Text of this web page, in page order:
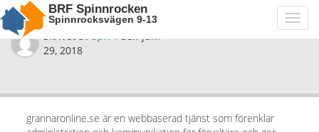
BRF Spinnrocken
Spinnrocksvägen 9-13
Skrivet avspi14denjuni
29, 2018
grannaronline.se är en webbaserad tjänst som förenklar